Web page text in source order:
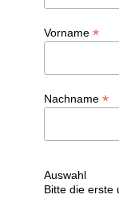
Vorname *
Nachname *
Auswahl
Bitte die erste